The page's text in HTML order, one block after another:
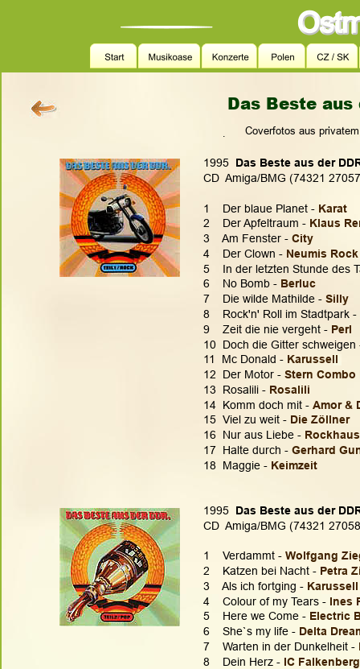
Das Beste aus
. Coverfotos aus
1995 Das Beste aus der
CD  Amiga/BMG (74321
1    Der blaue Planet - Karat
2    Der Apfeltraum - Klaus
3    Am Fenster - City
4    Der Clown - Neumis
5    In der letzten Stunde des
6    No Bomb - Berluc
7    Die wilde Mathilde - Silly
8    Rock'n' Roll im Stadtpark -
9    Zeit die nie vergeht - Perl
10  Doch die Gitter
11  Mc Donald - Karussell
12  Der Motor - Stern Combo
13  Rosalili - Rosalili
14  Komm doch mit - Amor &
15  Viel zu weit - Die Zöllner
16  Nur aus Liebe - Rockhaus
17  Halte durch - Gerhard
18  Maggie - Keimzeit
1995 Das Beste aus der
CD  Amiga/BMG (74321
1    Verdammt - Wolfgang
2    Katzen bei Nacht - Petra
3    Als ich fortging - Karussell
4    Colour of my Tears - Ines
5    Here we Come - Electric
6    She`s my life - Delta
7    Warten in der Dunkelheit -
8    Dein Herz - IC Falkenberg